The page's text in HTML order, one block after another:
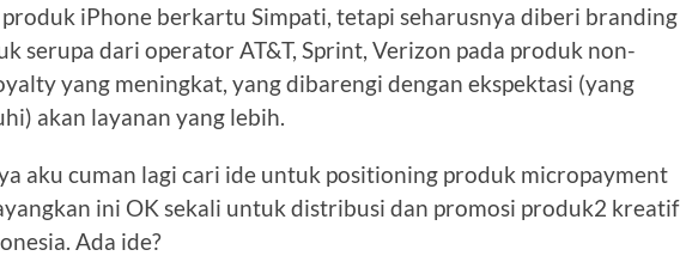
iPhone berkartu Simpati, tetapi seharusnya diberi branding
serupa dari operator AT&T, Sprint, Verizon pada produk non-
yang meningkat, yang dibarengi dengan ekspektasi (yang
akan layanan yang lebih.
aku cuman lagi cari ide untuk positioning produk micropayment
ini OK sekali untuk distribusi dan promosi produk2 kreatif
Ada ide?